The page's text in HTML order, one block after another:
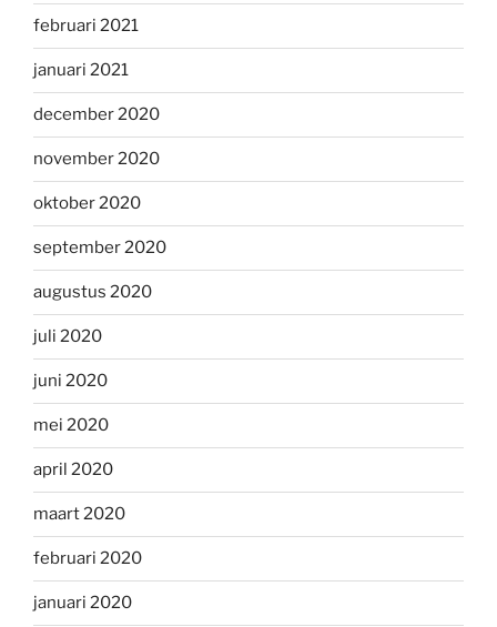
februari 2021
januari 2021
december 2020
november 2020
oktober 2020
september 2020
augustus 2020
juli 2020
juni 2020
mei 2020
april 2020
maart 2020
februari 2020
januari 2020